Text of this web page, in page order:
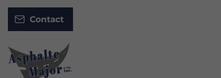
Contact